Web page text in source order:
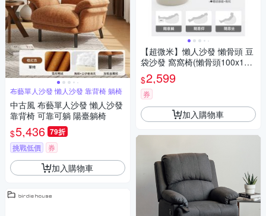
布藝單人沙發 懶人沙發 靠背椅 躺椅
中古風 布藝單人沙發 懶人沙發
靠背椅 可靠可躺 陽臺躺椅
$5,436 79折
挑戰低價 券
加入購物車
【超微米】懶人沙發 懶骨頭 豆
袋沙發 窩窩椅(懶骨頭100x110
cm)
$2,599
券
加入購物車